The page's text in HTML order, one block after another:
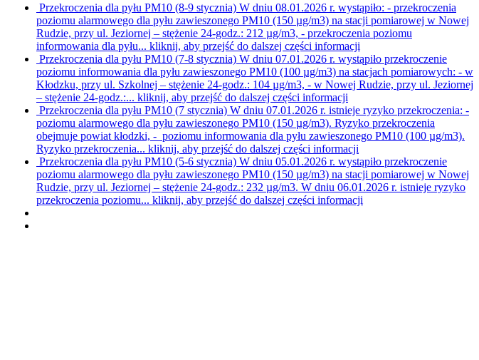
Przekroczenia dla pyłu PM10 (8-9 stycznia) W dniu 08.01.2026 r. wystąpiło: - przekroczenia
poziomu alarmowego dla pyłu zawieszonego PM10 (150 µg/m3) na stacji pomiarowej w Nowej
Rudzie, przy ul. Jeziornej – stężenie 24-godz.: 212 µg/m3, - przekroczenia poziomu
informowania dla pyłu... kliknij, aby przejść do dalszej części informacji
Przekroczenia dla pyłu PM10 (7-8 stycznia) W dniu 07.01.2026 r. wystąpiło przekroczenie
poziomu informowania dla pyłu zawieszonego PM10 (100 µg/m3) na stacjach pomiarowych: - w
Kłodzku, przy ul. Szkolnej – stężenie 24-godz.: 104 µg/m3, - w Nowej Rudzie, przy ul. Jeziornej
– stężenie 24-godz.:... kliknij, aby przejść do dalszej części informacji
Przekroczenia dla pyłu PM10 (7 stycznia) W dniu 07.01.2026 r. istnieje ryzyko przekroczenia: -
poziomu alarmowego dla pyłu zawieszonego PM10 (150 µg/m3). Ryzyko przekroczenia
obejmuje powiat kłodzki, - poziomu informowania dla pyłu zawieszonego PM10 (100 µg/m3).
Ryzyko przekroczenia... kliknij, aby przejść do dalszej części informacji
Przekroczenia dla pyłu PM10 (5-6 stycznia) W dniu 05.01.2026 r. wystąpiło przekroczenie
poziomu alarmowego dla pyłu zawieszonego PM10 (150 µg/m3) na stacji pomiarowej w Nowej
Rudzie, przy ul. Jeziornej – stężenie 24-godz.: 232 µg/m3. W dniu 06.01.2026 r. istnieje ryzyko
przekroczenia poziomu... kliknij, aby przejść do dalszej części informacji